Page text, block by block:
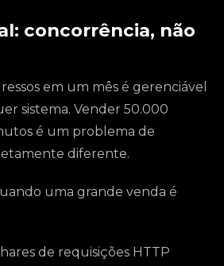
concorrência, não
em um mês é gerenciável
sistema. Vender 50.000
é um problema de
diferente.
uma grande venda é
de requisições HTTP